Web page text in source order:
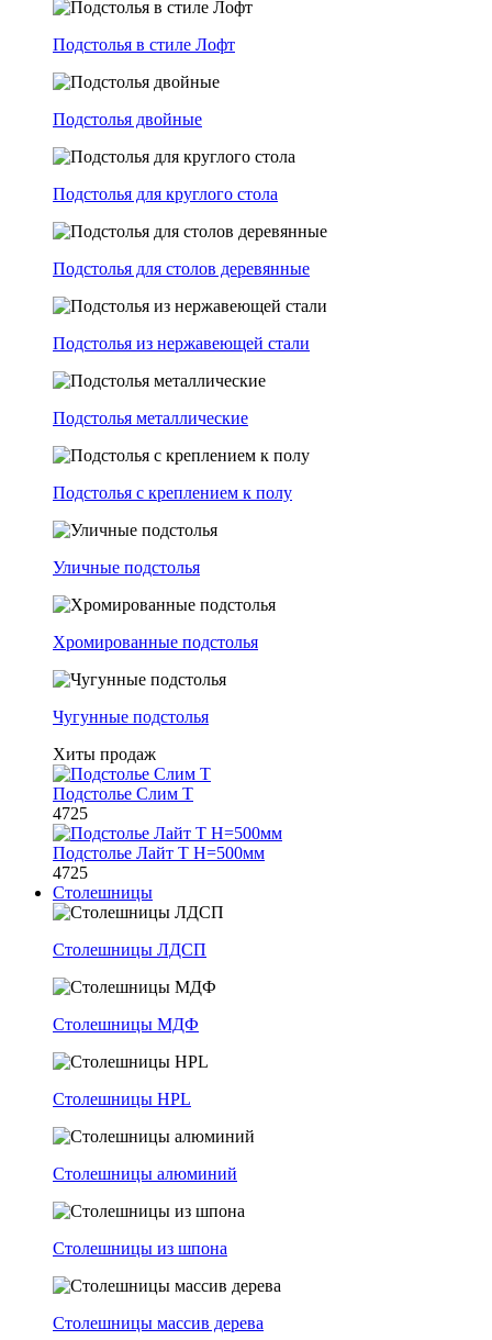
Подстолья в стиле Лофт
Подстолья двойные
Подстолья для круглого стола
Подстолья для столов деревянные
Подстолья из нержавеющей стали
Подстолья металлические
Подстолья с креплением к полу
Уличные подстолья
Хромированные подстолья
Чугунные подстолья
Хиты продаж
Подстолье Слим Т
4725
Подстолье Лайт Т H=500мм
4725
Столешницы
Столешницы ЛДСП
Столешницы МДФ
Столешницы HPL
Столешницы алюминий
Столешницы из шпона
Столешницы массив дерева